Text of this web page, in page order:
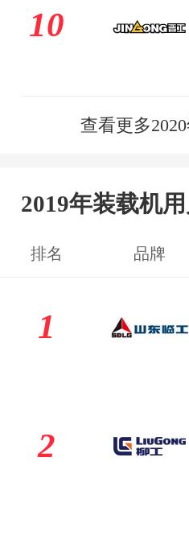
10
查看更多
2019年装载机
排名 品牌
1
2